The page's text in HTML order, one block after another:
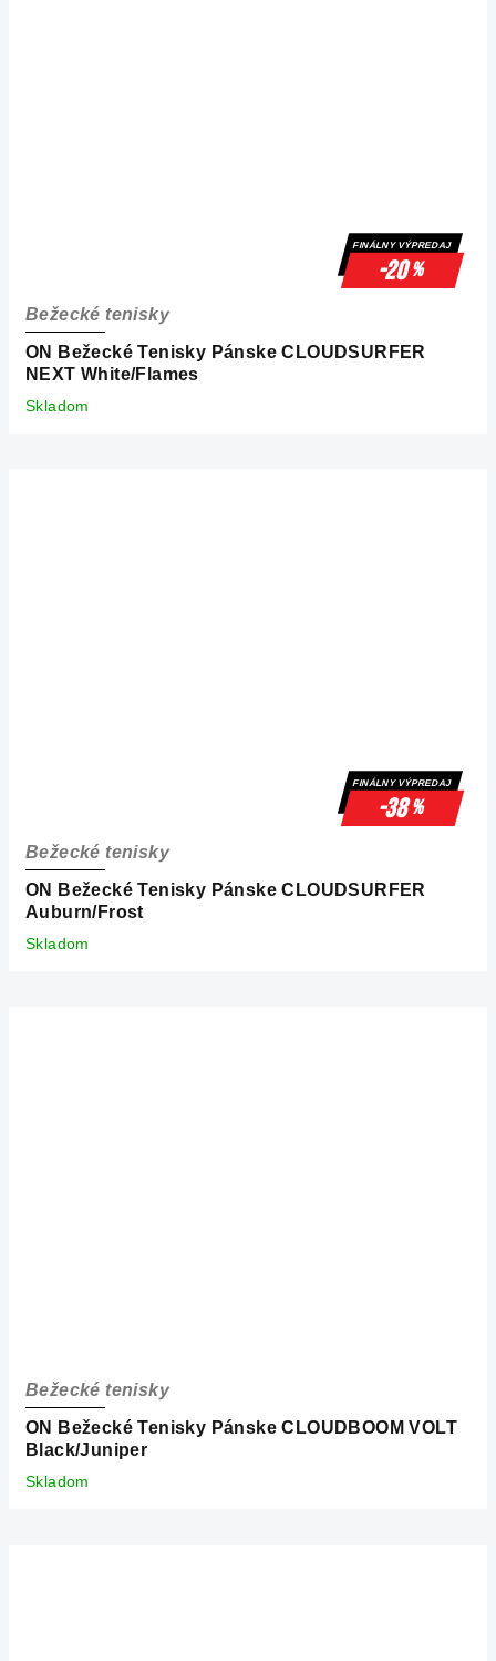
FINÁLNY VÝPREDAJ
-20%
ON Bežecké Tenisky Pánske CLOUDSURFER
NEXT White/Flames
Bežecké tenisky
Skladom
FINÁLNY VÝPREDAJ
-38%
ON Bežecké Tenisky Pánske CLOUDSURFER
Auburn/Frost
Bežecké tenisky
Skladom
ON Bežecké Tenisky Pánske CLOUDBOOM VOLT
Black/Juniper
Bežecké tenisky
Skladom